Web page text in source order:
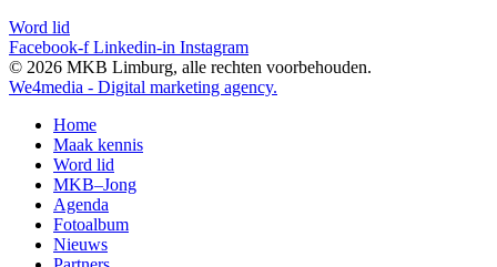
Word lid
Facebook-f Linkedin-in Instagram
© 2026 MKB Limburg, alle rechten voorbehouden.
We4media - Digital marketing agency.
Home
Maak kennis
Word lid
MKB–Jong
Agenda
Fotoalbum
Nieuws